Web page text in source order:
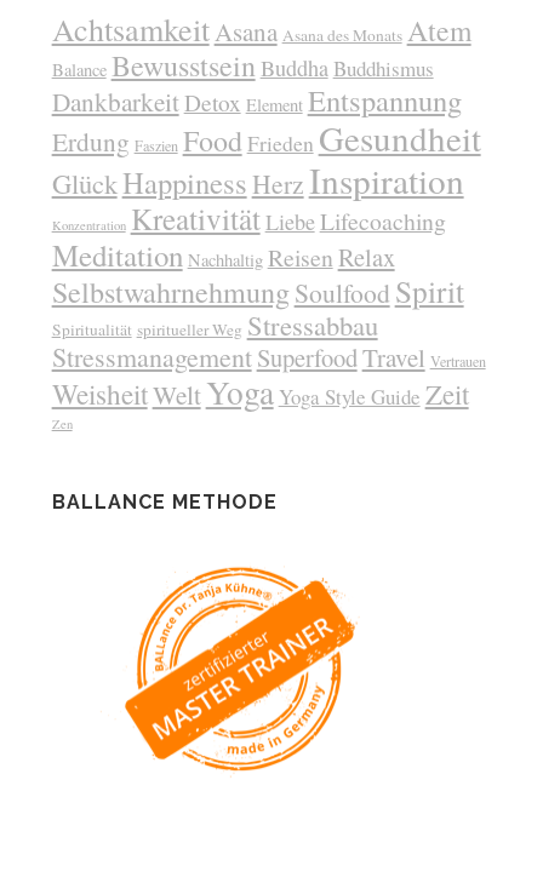
AchtsamkeitAsana Asana des Monats Atem
Balance Bewusstsein Buddha Buddhismus
DankbarkeitDetox Element Entspannung
Erdung Faszien Food Frieden Gesundheit
GlückHappiness Herz Inspiration
Konzentration KreativitätLiebeLifecoaching
Meditation Nachhaltig ReisenRelax
SelbstwahrnehmungSoulfood Spirit
Spiritualität spiritueller Weg Stressabbau
StressmanagementSuperfoodTravel Vertrauen
WeisheitWeltYoga Yoga Style Guide Zeit
Zen
BALLANCE METHODE